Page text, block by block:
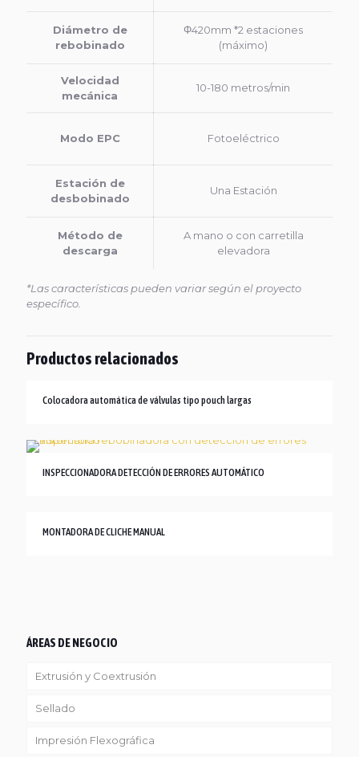
Diámetro de
rebobinado
Φ420mm *2 estaciones
(máximo)
Velocidad
mecánica
10-180 metros/min
Modo EPC Fotoeléctrico
Estación de
desbobinado
Una Estación
Método de
descarga
A mano o con carretilla
elevadora
*Las características pueden variar según el proyecto
específico.
Productos relacionados
Colocadora automática de válvulas tipo pouch largas
INSPECCIONADORA DETECCIÓN DE ERRORES AUTOMÁTICO
MONTADORA DE CLICHE MANUAL
ÁREAS DE NEGOCIO
Extrusión y Coextrusión
Linea Reciclaje
Sellado
Impresión Flexográfica